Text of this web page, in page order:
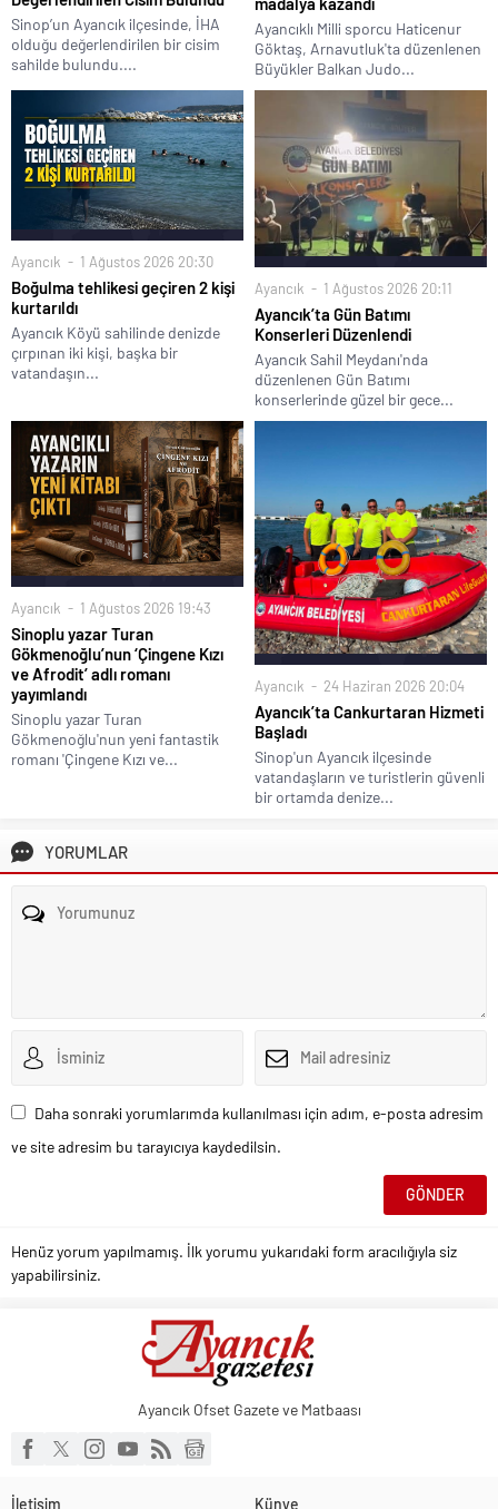
Sinop’un Ayancık ilçesinde, İHA
olduğu değerlendirilen bir cisim
sahilde bulundu....
Ayancıklı Milli sporcu Haticenur
Göktaş, Arnavutluk'ta düzenlenen
Büyükler Balkan Judo...
Ayancık 1 Ağustos 2026 20:30
Boğulma tehlikesi geçiren 2 kişi
kurtarıldı
Ayancık Köyü sahilinde denizde
çırpınan iki kişi, başka bir
vatandaşın...
Ayancık 1 Ağustos 2026 20:11
Ayancık’ta Gün Batımı
Konserleri Düzenlendi
Ayancık Sahil Meydanı'nda
düzenlenen Gün Batımı
konserlerinde güzel bir gece...
Ayancık 1 Ağustos 2026 19:43
Sinoplu yazar Turan
Gökmenoğlu’nun ‘Çingene Kızı
ve Afrodit’ adlı romanı
yayımlandı
Sinoplu yazar Turan
Gökmenoğlu'nun yeni fantastik
romanı 'Çingene Kızı ve...
Ayancık 24 Haziran 2026 20:04
Ayancık’ta Cankurtaran Hizmeti
Başladı
Sinop'un Ayancık ilçesinde
vatandaşların ve turistlerin güvenli
bir ortamda denize...
YORUMLAR
Daha sonraki yorumlarımda kullanılması için adım, e-posta adresim
ve site adresim bu tarayıcıya kaydedilsin.
Henüz yorum yapılmamış. İlk yorumu yukarıdaki form aracılığıyla siz
yapabilirsiniz.
Ayancık Ofset Gazete ve Matbaası
İletişim Künye